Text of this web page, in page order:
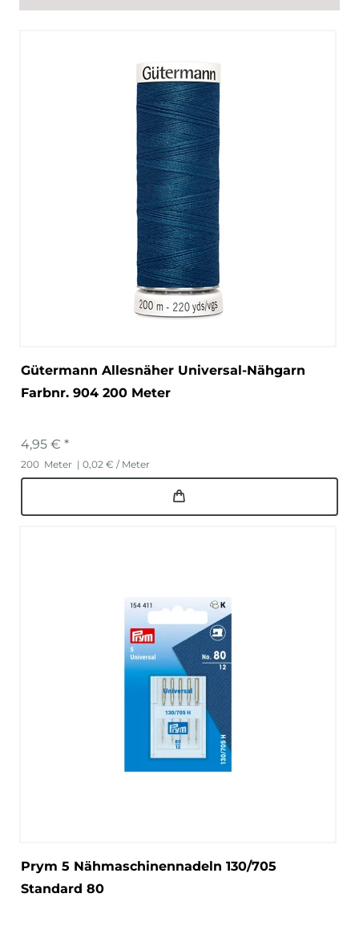
Gütermann Allesnäher Universal-Nähgarn
Farbnr. 904 200 Meter
4,95 € *
200 Meter | 0,02 € / Meter
Prym 5 Nähmaschinennadeln 130/705
Standard 80